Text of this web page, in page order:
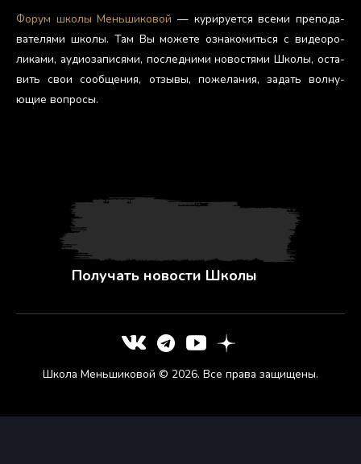
Фо­рум шко­лы Мень­ши­ковой — ку­риру­ет­ся все­ми пре­пода­
вате­лями шко­лы. Там Вы мо­жете оз­на­комить­ся с ви­де­оро­
лика­ми, а­уди­оза­пися­ми, пос­ледни­ми но­вос­тя­ми Шко­лы, ос­та­
вить свои со­об­ще­ния, от­зы­вы, по­жела­ния, за­дать вол­ну­
ющие воп­ро­сы.
Получать новости Школы
Школа Меньшиковой © 2026. Все права защищены.